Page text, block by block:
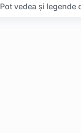
Pot vedea și legende